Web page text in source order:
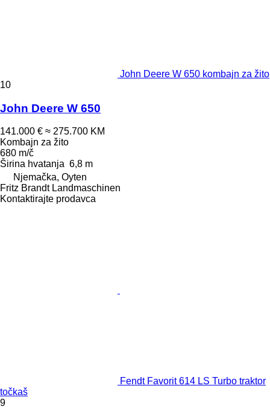
John Deere W 650 kombajn za žito
10
John Deere W 650
141.000 € ≈ 275.700 KM
Kombajn za žito
680 m/č
Širina hvatanja 6,8 m
Njemačka, Oyten
Fritz Brandt Landmaschinen
Kontaktirajte prodavca
Fendt Favorit 614 LS Turbo traktor
točkaš
9